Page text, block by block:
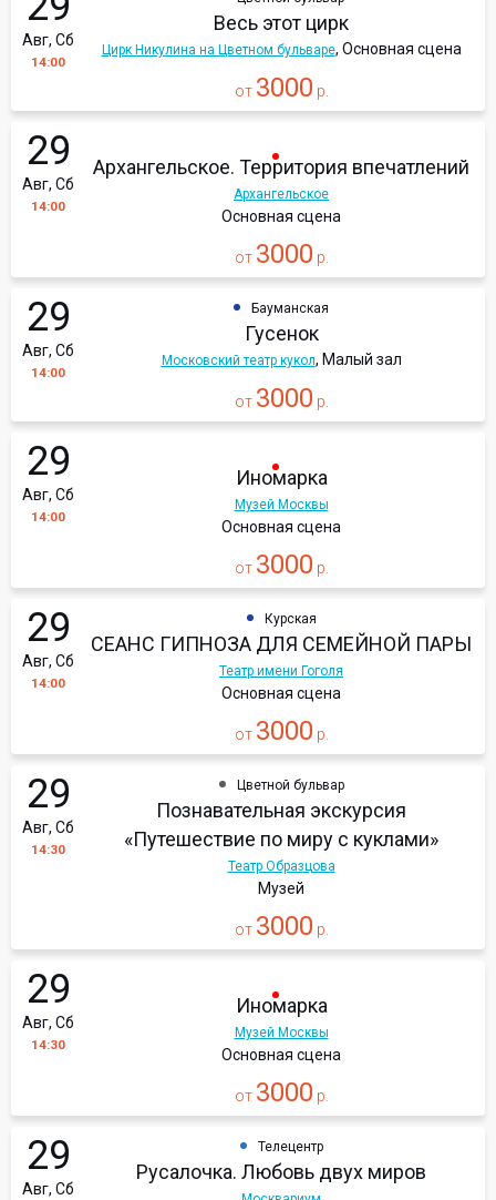
Авг, Сб
14:00
Весь этот цирк
Цирк Никулина на Цветном бульваре, Основная сцена
от 3000 р.
29
Авг, Сб
14:00
Архангельское. Территория впечатлений
Архангельское
Основная сцена
от 3000 р.
29
Авг, Сб
14:00
Бауманская
Гусенок
Московский театр кукол, Малый зал
от 3000 р.
29
Авг, Сб
14:00
Иномарка
Музей Москвы
Основная сцена
от 3000 р.
29
Авг, Сб
14:00
Курская
СЕАНС ГИПНОЗА ДЛЯ СЕМЕЙНОЙ ПАРЫ
Театр имени Гоголя
Основная сцена
от 3000 р.
29
Авг, Сб
14:30
Цветной бульвар
Познавательная экскурсия
«Путешествие по миру с куклами»
Театр Образцова
Музей
от 3000 р.
29
Авг, Сб
14:30
Иномарка
Музей Москвы
Основная сцена
от 3000 р.
29
Авг, Сб
Телецентр
Русалочка. Любовь двух миров